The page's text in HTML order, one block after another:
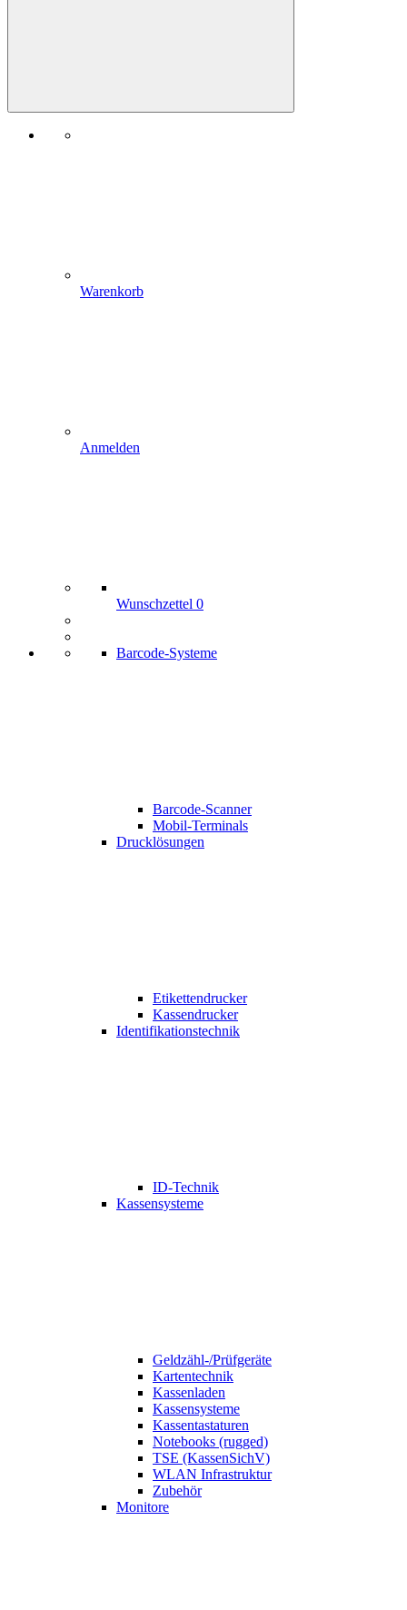
Warenkorb
Anmelden
Wunschzettel 0
Barcode-Systeme
Barcode-Scanner
Mobil-Terminals
Drucklösungen
Etikettendrucker
Kassendrucker
Identifikationstechnik
ID-Technik
Kassensysteme
Geldzähl-/Prüfgeräte
Kartentechnik
Kassenladen
Kassensysteme
Kassentastaturen
Notebooks (rugged)
TSE (KassenSichV)
WLAN Infrastruktur
Zubehör
Monitore